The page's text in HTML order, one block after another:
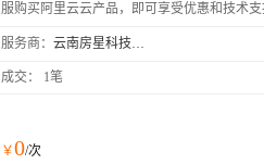
服购买阿里云云产品，即可享受优惠和技术支
服务商： 云南房星科技有限公司
成交： 1笔
￥0/次